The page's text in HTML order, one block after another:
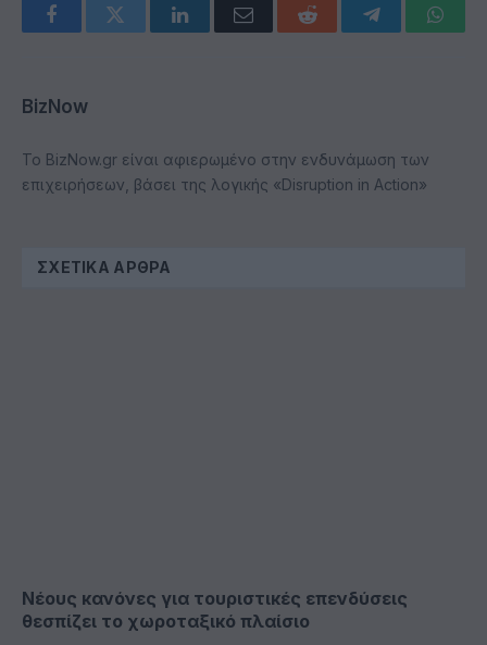
FacebookTwitter LinkedInEmail Reddit Telegram
BizNow
Το BizNow.gr είναι αφιερωμένο στην ενδυνάμωση των
επιχειρήσεων, βάσει της λογικής «Disruption in Action»
ΣΧΕΤΙΚΆ ΆΡΘΡΑ
Νέους κανόνες για τουριστικές επενδύσεις
θεσπίζει το χωροταξικό πλαίσιο